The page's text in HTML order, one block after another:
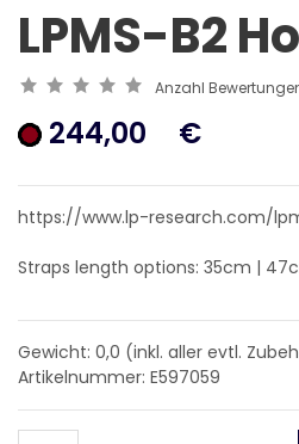
LPMS-B2
Anzahl
244,00 €
https://www.lp-research.com/
Straps length options: 35cm |
Gewicht: 0,0 (inkl. aller evtl.
Artikelnummer: E597059